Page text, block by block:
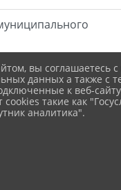
продукции
вы соглашаетесь
данных а также с
к веб-
такие как
аналитика".